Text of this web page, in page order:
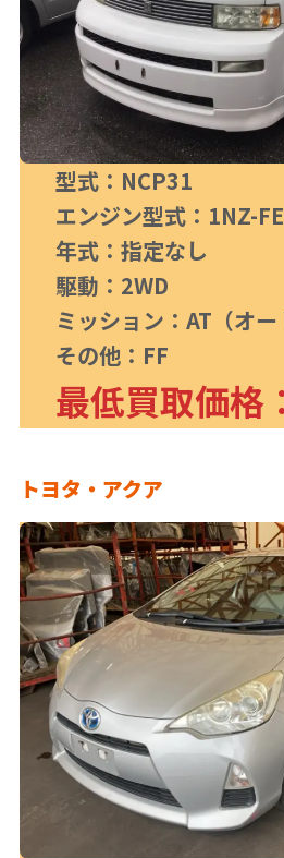
型式：NCP31
エンジン型式：1NZ-FE
年式：指定なし
駆動：2WD
ミッション：AT（オー
その他：FF
最低買取価格
トヨタ・アクア